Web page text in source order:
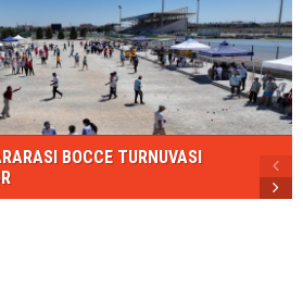
BOCCE TURNUVASI